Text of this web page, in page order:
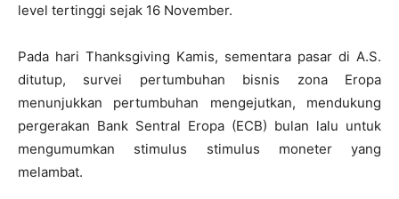
level tertinggi sejak 16 November.
Pada hari Thanksgiving Kamis, sementara pasar di A.S.
ditutup, survei pertumbuhan bisnis zona Eropa
menunjukkan pertumbuhan mengejutkan, mendukung
pergerakan Bank Sentral Eropa (ECB) bulan lalu untuk
mengumumkan stimulus stimulus moneter yang
melambat.